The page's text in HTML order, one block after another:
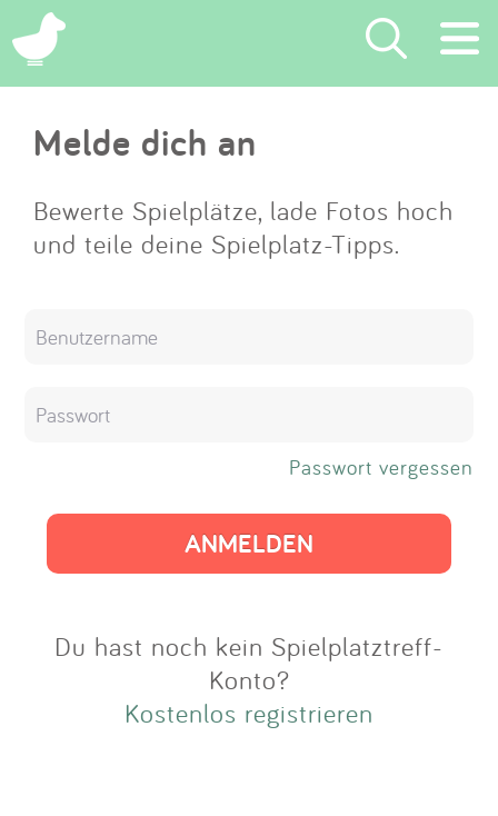
×
Suchen
Eintragen
App
Melde dich an
Bewerte Spielplätze, lade Fotos hoch
und teile deine Spielplatz-Tipps.
Passwort vergessen
Du hast noch kein Spielplatztreff-
Konto?
Kostenlos registrieren